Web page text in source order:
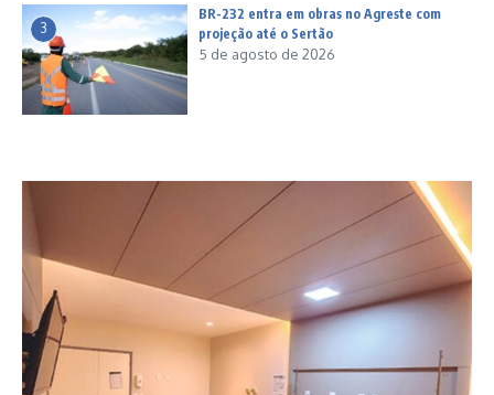
3
BR-232 entra em obras no Agreste com
projeção até o Sertão
5 de agosto de 2026